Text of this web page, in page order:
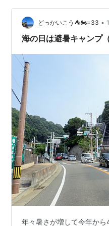
どっかいこう⛺🏍=33 •
海の日は避暑キャンプ
年々暑さが増して今年か